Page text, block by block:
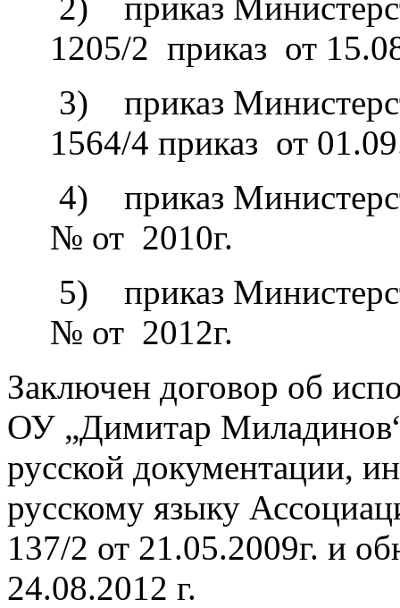
1205/2 приказ от
3) приказ
1564/4 приказ от
4) приказ
№ от 2010г.
5) приказ
№ от 2012г.
Заключен договор об
ОУ „Димитар
русской документации,
русскому языку
137/2 от 21.05.2009г. и
24.08.2012 г.